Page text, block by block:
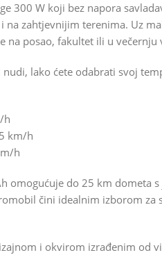
300 W koji bez napora
na zahtjevnijim terenima. Uz
na posao, fakultet ili u večernju
lako ćete odabrati svoj
h
km/h
h
omogućuje do 25 km dometa
čini idealnim izborom za
i okvirom izrađenim od